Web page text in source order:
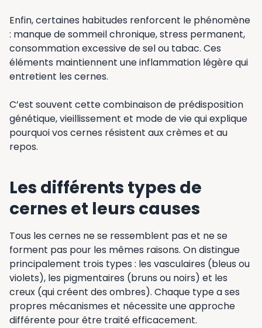
Enfin, certaines habitudes renforcent le phénomène
: manque de sommeil chronique, stress permanent,
consommation excessive de sel ou tabac. Ces
éléments maintiennent une inflammation légère qui
entretient les cernes.
C’est souvent cette combinaison de prédisposition
génétique, vieillissement et mode de vie qui explique
pourquoi vos cernes résistent aux crèmes et au
repos.
Les différents types de
cernes et leurs causes
Tous les cernes ne se ressemblent pas et ne se
forment pas pour les mêmes raisons. On distingue
principalement trois types : les vasculaires (bleus ou
violets), les pigmentaires (bruns ou noirs) et les
creux (qui créent des ombres). Chaque type a ses
propres mécanismes et nécessite une approche
différente pour être traité efficacement.